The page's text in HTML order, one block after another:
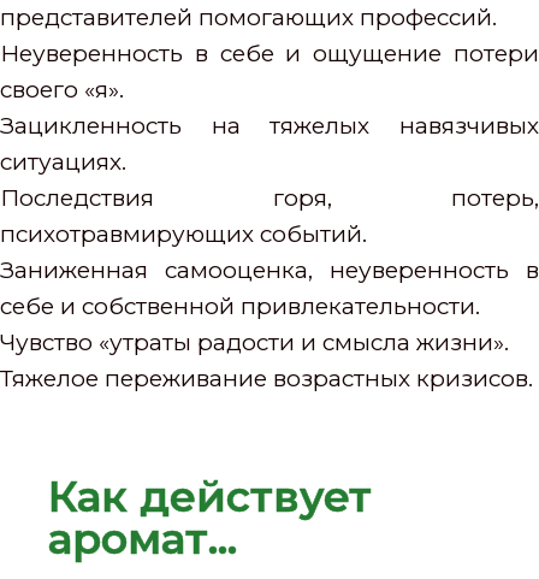
представителей помогающих профессий.
Неуверенность в себе и ощущение потери
своего «я».
Зацикленность на тяжелых навязчивых
ситуациях.
Последствия горя, потерь,
психотравмирующих событий.
Заниженная самооценка, неуверенность в
себе и собственной привлекательности.
Чувство «утраты радости и смысла жизни».
Тяжелое переживание возрастных кризисов.
Как действует
аромат...